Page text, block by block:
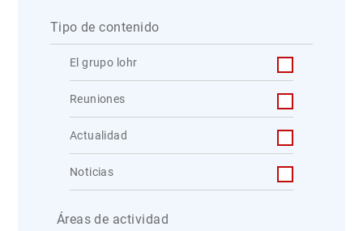
Tipo de contenido
El grupo lohr
Reuniones
Actualidad
Noticias
Áreas de actividad